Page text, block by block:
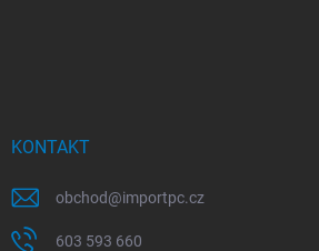
KONTAKT
obchod@importpc.cz
603 593 660